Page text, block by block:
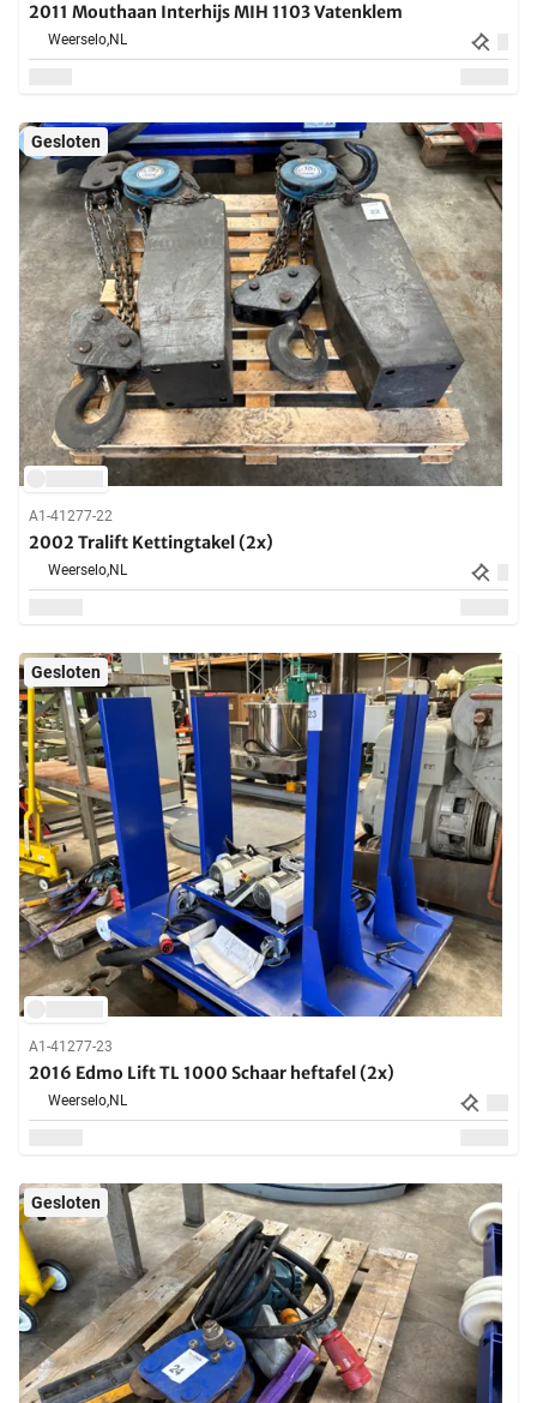
2011 Mouthaan Interhijs MIH 1103 Vatenklem
Weerselo,NL
Gesloten
A1-41277-22
2002 Tralift Kettingtakel (2x)
Weerselo,NL
Gesloten
A1-41277-23
2016 Edmo Lift TL 1000 Schaar heftafel (2x)
Weerselo,NL
Gesloten